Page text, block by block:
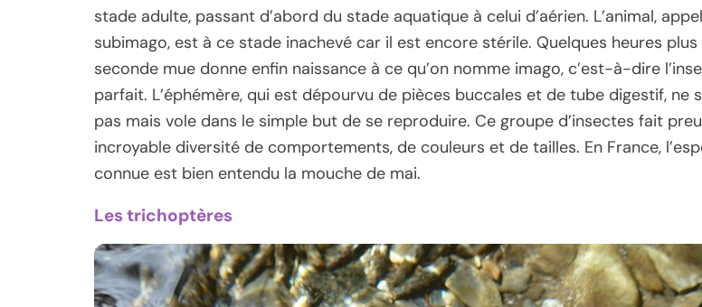
stade adulte, passant d’abord du stade aquatique à celui d’aérien. L’animal,
subimago, est à ce stade inachevé car il est encore stérile. Quelques heures
seconde mue donne enfin naissance à ce qu’on nomme imago, c’est-à-dire
parfait. L’éphémère, qui est dépourvu de pièces buccales et de tube digestif, ne
pas mais vole dans le simple but de se reproduire. Ce groupe d’insectes fait
incroyable diversité de comportements, de couleurs et de tailles. En France,
connue est bien entendu la mouche de mai.
Les trichoptères